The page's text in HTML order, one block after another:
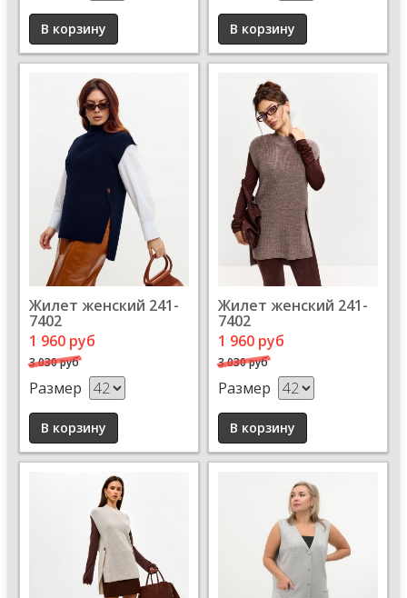
Жилет женский 241-
7402
1 960 руб
3 030 руб
Размер
Жилет женский 241-
7402
1 960 руб
3 030 руб
Размер